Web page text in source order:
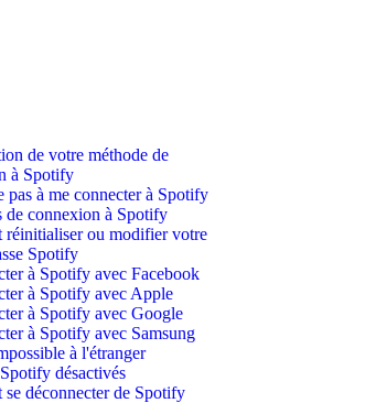
de votre méthode de
à Spotify
pas à me connecter à Spotify
de connexion à Spotify
réinitialiser ou modifier votre
Spotify
à Spotify avec Facebook
à Spotify avec Apple
à Spotify avec Google
à Spotify avec Samsung
à l'étranger
désactivés
se déconnecter de Spotify